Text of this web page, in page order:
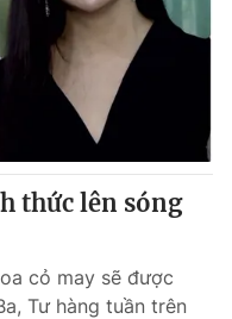
Nam
tử số 483/GP-BTTTT
Phạm Quốc Thắng,
897
thức lên sóng
cỏ may sẽ được
Tư hàng tuần trên